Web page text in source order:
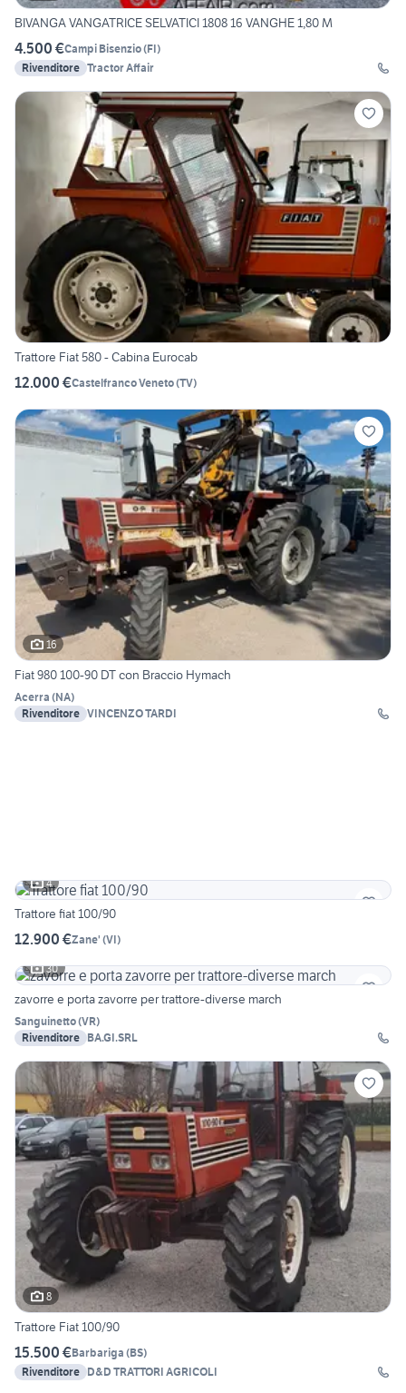
BIVANGA VANGATRICE SELVATICI 1808 16 VANGHE 1,80 M
4.500 €Campi Bisenzio(FI)
Rivenditore Tractor Affair
Trattore Fiat 580 - Cabina Eurocab
12.000 €Castelfranco Veneto(TV)
16
Fiat 980 100-90 DT con Braccio Hymach
Acerra (NA)
Rivenditore VINCENZO TARDI
4
Trattore fiat 100/90
12.900 €Zane' (VI)
30
zavorre e porta zavorre per trattore-diverse march
Sanguinetto(VR)
Rivenditore BA.GI.SRL
8
Trattore Fiat 100/90
15.500 €Barbariga (BS)
Rivenditore D&D TRATTORI AGRICOLI